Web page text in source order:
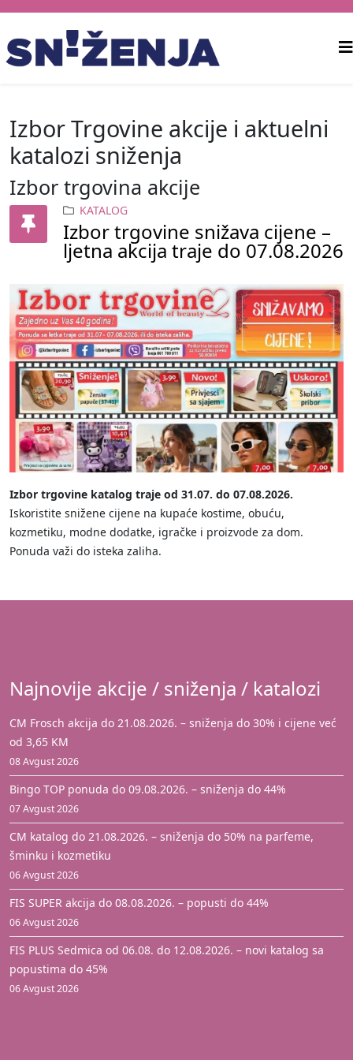
Izbor Trgovine akcije i aktuelni
katalozi sniženja
Izbor trgovina akcije
KATALOG
Izbor trgovine snižava cijene –
ljetna akcija traje do 07.08.2026
Izbor trgovine katalog traje od 31.07. do 07.08.2026.
Iskoristite snižene cijene na kupaće kostime, obuću,
kozmetiku, modne dodatke, igračke i proizvode za dom.
Ponuda važi do isteka zaliha.
Najnovije akcije / sniženja / katalozi
CM Frosch akcija do 21.08.2026. – sniženja do 30% i cijene već
od 3,65 KM
08 Avgust 2026
Bingo TOP ponuda do 09.08.2026. – sniženja do 44%
07 Avgust 2026
CM katalog do 21.08.2026. – sniženja do 50% na parfeme,
šminku i kozmetiku
06 Avgust 2026
FIS SUPER akcija do 08.08.2026. – popusti do 44%
06 Avgust 2026
FIS PLUS Sedmica od 06.08. do 12.08.2026. – novi katalog sa
popustima do 45%
06 Avgust 2026